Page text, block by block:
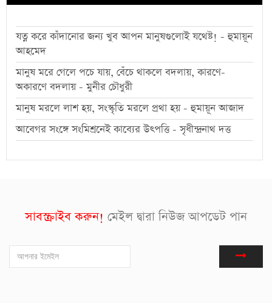
যত্ন করে কাঁদানোর জন্য খুব আপন মানুষগুলোই যথেষ্ট! - হুমায়ূন
আহমেদ
মানুষ মরে গেলে পচে যায়, বেঁচে থাকলে বদলায়, কারণে-
অকারণে বদলায় - মুনীর চৌধুরী
মানুষ মরলে লাশ হয়, সংস্কৃতি মরলে প্রথা হয় - হুমায়ূন আজাদ
আবেগর সংঙ্গে সংমিশ্রনেই কাব্যের উৎপত্তি - সৃধীন্দ্রনাথ দত্ত
সাবস্ক্রাইব করুন! মেইল দ্বারা নিউজ আপডেট পান